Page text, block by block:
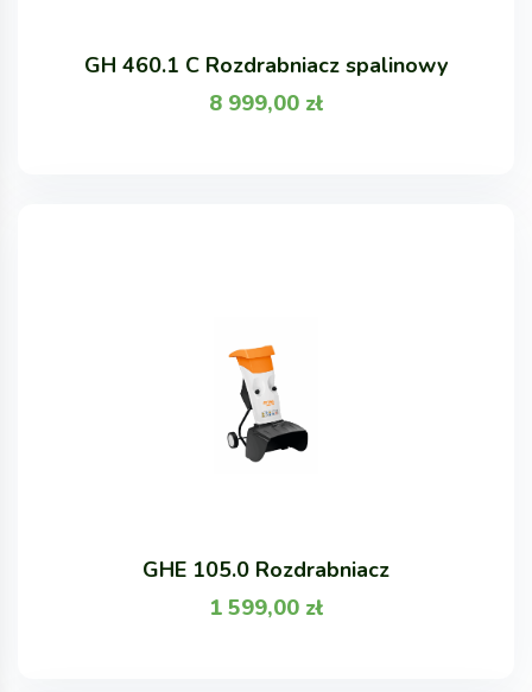
GH 460.1 C Rozdrabniacz spalinowy
8 999,00 zł
GHE 105.0 Rozdrabniacz
1 599,00 zł